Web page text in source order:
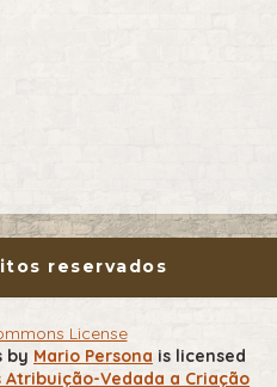
reservados
by Mario Persona is licensed
Atribuição-Vedada a Criação